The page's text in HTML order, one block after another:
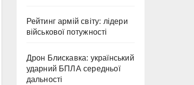
Рейтинг армій світу: лідери
військової потужності
Дрон Блискавка: український
ударний БПЛА середньої
дальності